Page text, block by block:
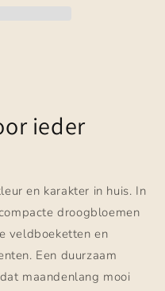
ieder
en karakter in huis. In
droogbloemen
veldboeketten en
Een duurzaam
maandenlang mooi